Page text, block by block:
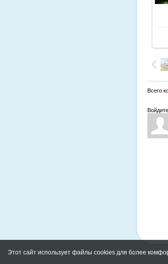
Всего
Этот сайт использует файлы cookies для более